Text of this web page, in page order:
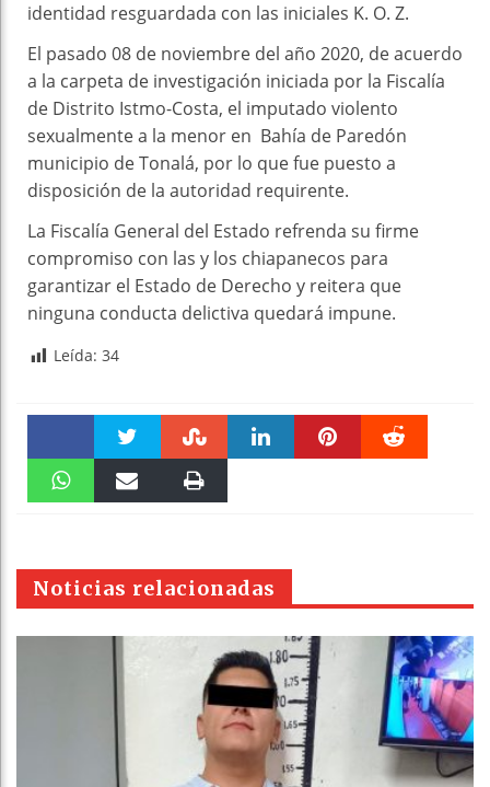
identidad resguardada con las iniciales K. O. Z.
El pasado 08 de noviembre del año 2020, de acuerdo
a la carpeta de investigación iniciada por la Fiscalía
de Distrito Istmo-Costa, el imputado violento
sexualmente a la menor en Bahía de Paredón
municipio de Tonalá, por lo que fue puesto a
disposición de la autoridad requirente.
La Fiscalía General del Estado refrenda su firme
compromiso con las y los chiapanecos para
garantizar el Estado de Derecho y reitera que
ninguna conducta delictiva quedará impune.
Leída: 34
Faceboo Twitter Stumble
pt
Noticias relacionadas